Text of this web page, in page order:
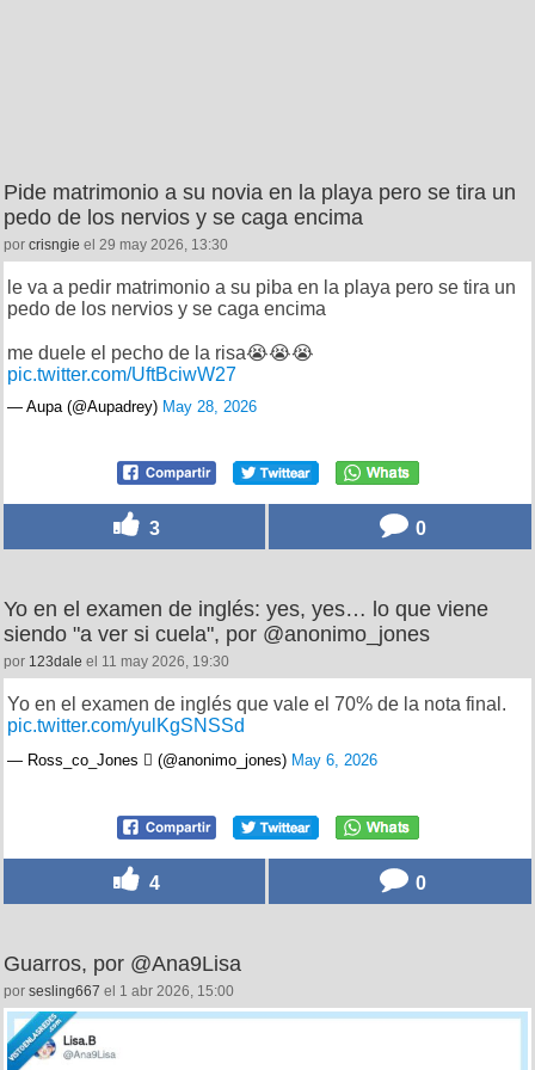
Pide matrimonio a su novia en la playa pero se tira un
pedo de los nervios y se caga encima
por crisngie el 29 may 2026, 13:30
le va a pedir matrimonio a su piba en la playa pero se tira un
pedo de los nervios y se caga encima
me duele el pecho de la risa😭😭😭
pic.twitter.com/UftBciwW27
— Aupa (@Aupadrey) May 28, 2026
3 0
Yo en el examen de inglés: yes, yes… lo que viene
siendo "a ver si cuela", por @anonimo_jones
por 123dale el 11 may 2026, 19:30
Yo en el examen de inglés que vale el 70% de la nota final.
pic.twitter.com/yulKgSNSSd
— Ross_co_Jones  (@anonimo_jones) May 6, 2026
4 0
Guarros, por @Ana9Lisa
por sesling667 el 1 abr 2026, 15:00